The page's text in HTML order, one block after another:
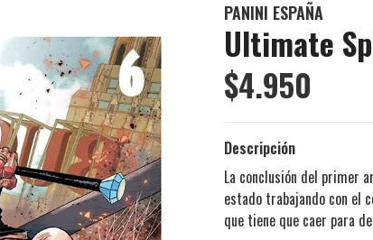
PANINI ESPAÑA
Ultimate
$4.950
Descripción
La conclusión del primer
estado trabajando con el
que tiene que caer para